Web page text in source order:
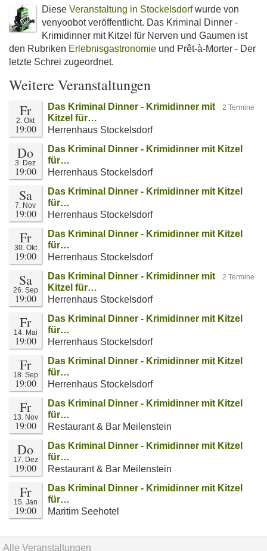
Diese Veranstaltung in Stockelsdorfwurde von
venyoobot veröffentlicht. Das Kriminal Dinner -
Krimidinner mit Kitzel für Nerven und Gaumen ist
den Rubriken Erlebnisgastronomie und Prêt-à-Morter - Der
letzte Schrei zugeordnet.
Weitere Veranstaltungen
Fr
2. Okt
19:00
2 Termine
Das Kriminal Dinner - Krimidinner mit
Kitzel für…
Herrenhaus Stockelsdorf
Do
3. Dez
19:00
Das Kriminal Dinner - Krimidinner mit Kitzel
für…
Herrenhaus Stockelsdorf
Sa
7. Nov
19:00
Das Kriminal Dinner - Krimidinner mit Kitzel
für…
Herrenhaus Stockelsdorf
Fr
30. Okt
19:00
Das Kriminal Dinner - Krimidinner mit Kitzel
für…
Herrenhaus Stockelsdorf
Sa
26. Sep
19:00
2 Termine
Das Kriminal Dinner - Krimidinner mit
Kitzel für…
Herrenhaus Stockelsdorf
Fr
14. Mai
19:00
Das Kriminal Dinner - Krimidinner mit Kitzel
für…
Herrenhaus Stockelsdorf
Fr
18. Sep
19:00
Das Kriminal Dinner - Krimidinner mit Kitzel
für…
Herrenhaus Stockelsdorf
Fr
13. Nov
19:00
Das Kriminal Dinner - Krimidinner mit Kitzel
für…
Restaurant & Bar Meilenstein
Do
17. Dez
19:00
Das Kriminal Dinner - Krimidinner mit Kitzel
für…
Restaurant & Bar Meilenstein
Fr
15. Jan
19:00
Das Kriminal Dinner - Krimidinner mit Kitzel
für…
Maritim Seehotel
Alle Veranstaltungen